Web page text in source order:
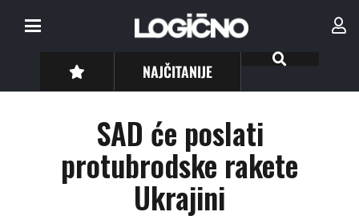
NAJČITANIJE
SAD će poslati
protubrodske rakete
Ukrajini